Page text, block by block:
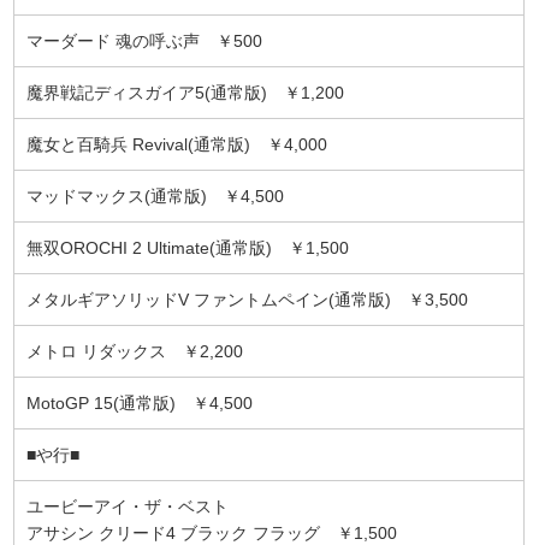
マーダード 魂の呼ぶ声 ￥500
魔界戦記ディスガイア5(通常版) ￥1,200
魔女と百騎兵 Revival(通常版) ￥4,000
マッドマックス(通常版) ￥4,500
無双OROCHI 2 Ultimate(通常版) ￥1,500
メタルギアソリッドV ファントムペイン(通常版) ￥3,500
メトロ リダックス ￥2,200
MotoGP 15(通常版) ￥4,500
■や行■
ユービーアイ・ザ・ベスト
アサシン クリード4 ブラック フラッグ ￥1,500